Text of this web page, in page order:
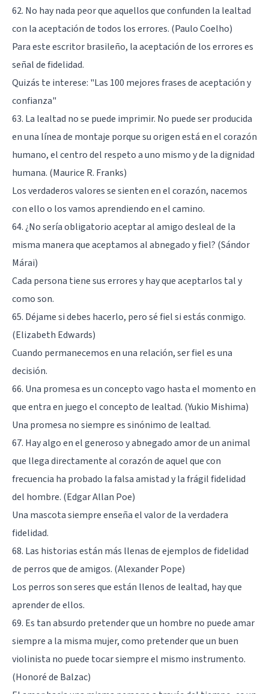
62. No hay nada peor que aquellos que confunden la lealtad
con la aceptación de todos los errores. (Paulo Coelho)
Para este escritor brasileño, la aceptación de los errores es
señal de fidelidad.
Quizás te interese: "Las 100 mejores frases de aceptación y
confianza"
63. La lealtad no se puede imprimir. No puede ser producida
en una línea de montaje porque su origen está en el corazón
humano, el centro del respeto a uno mismo y de la dignidad
humana. (Maurice R. Franks)
Los verdaderos valores se sienten en el corazón, nacemos
con ello o los vamos aprendiendo en el camino.
64. ¿No sería obligatorio aceptar al amigo desleal de la
misma manera que aceptamos al abnegado y fiel? (Sándor
Márai)
Cada persona tiene sus errores y hay que aceptarlos tal y
como son.
65. Déjame si debes hacerlo, pero sé fiel si estás conmigo.
(Elizabeth Edwards)
Cuando permanecemos en una relación, ser fiel es una
decisión.
66. Una promesa es un concepto vago hasta el momento en
que entra en juego el concepto de lealtad. (Yukio Mishima)
Una promesa no siempre es sinónimo de lealtad.
67. Hay algo en el generoso y abnegado amor de un animal
que llega directamente al corazón de aquel que con
frecuencia ha probado la falsa amistad y la frágil fidelidad
del hombre. (Edgar Allan Poe)
Una mascota siempre enseña el valor de la verdadera
fidelidad.
68. Las historias están más llenas de ejemplos de fidelidad
de perros que de amigos. (Alexander Pope)
Los perros son seres que están llenos de lealtad, hay que
aprender de ellos.
69. Es tan absurdo pretender que un hombre no puede amar
siempre a la misma mujer, como pretender que un buen
violinista no puede tocar siempre el mismo instrumento.
(Honoré de Balzac)